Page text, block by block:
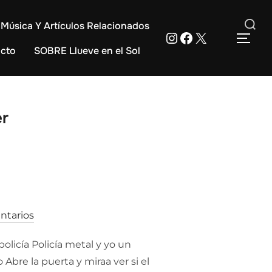
Música Y Artículos Relacionados
SOBRE Llueve en el Sol
Instagram
Facebook
X Buscar:
Policía metal y yo un
la puerta y miraa ver si el